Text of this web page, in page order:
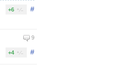
#
+6
9
#
+4